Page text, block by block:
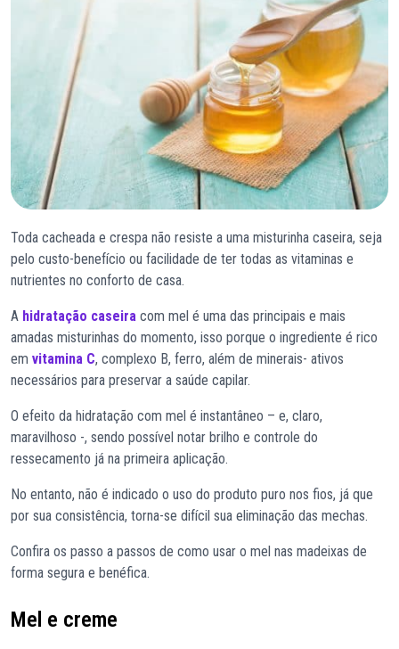
Toda cacheada e crespa não resiste a uma misturinha caseira, seja
pelo custo-benefício ou facilidade de ter todas as vitaminas e
nutrientes no conforto de casa.
A hidratação caseira com mel é uma das principais e mais
amadas misturinhas do momento, isso porque o ingrediente é rico
em vitamina C, complexo B, ferro, além de minerais- ativos
necessários para preservar a saúde capilar.
O efeito da hidratação com mel é instantâneo – e, claro,
maravilhoso -, sendo possível notar brilho e controle do
ressecamento já na primeira aplicação.
No entanto, não é indicado o uso do produto puro nos fios, já que
por sua consistência, torna-se difícil sua eliminação das mechas.
Confira os passo a passos de como usar o mel nas madeixas de
forma segura e benéfica.
Mel e creme